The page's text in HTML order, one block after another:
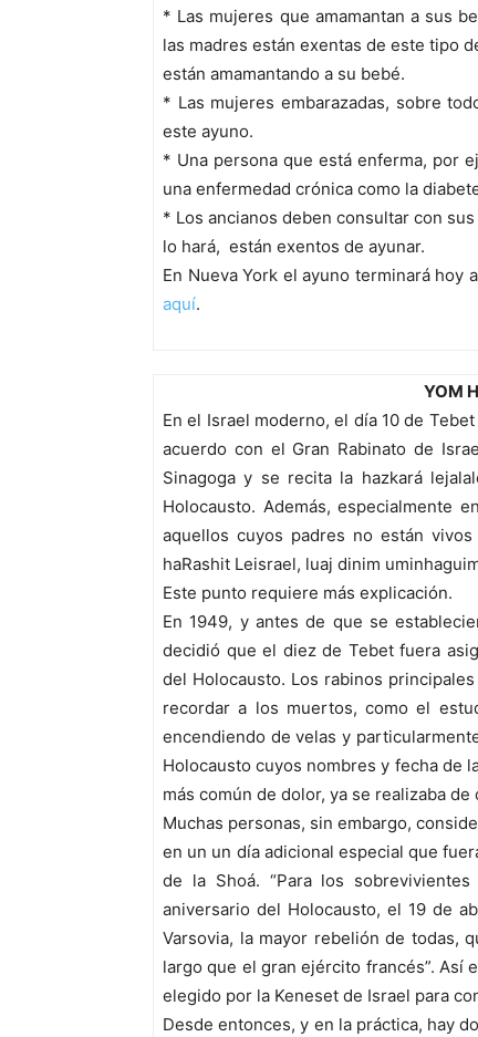
* Las mujeres que amamantan a sus
las madres están exentas de este tipo
están amamantando a su bebé.
* Las mujeres embarazadas, sobre
este ayuno.
* Una persona que está enferma, por
una enfermedad crónica como la
* Los ancianos deben consultar con
lo hará, están exentos de ayunar.
En Nueva York el ayuno terminará hoy
aquí.
YOM
En el Israel moderno, el día 10 de
acuerdo con el Gran Rabinato de
Sinagoga y se recita la hazkará
Holocausto. Además, especialmente
aquellos cuyos padres no están vivos
haRashit Leisrael, luaj dinim
Este punto requiere más explicación.
En 1949, y antes de que se
decidió que el diez de Tebet fuera
del Holocausto. Los rabinos
recordar a los muertos, como el
encendiendo de velas y
Holocausto cuyos nombres y fecha de
más común de dolor, ya se realizaba
Muchas personas, sin embargo,
en un un día adicional especial que
de la Shoá. “Para los
aniversario del Holocausto, el 19 de
Varsovia, la mayor rebelión de todas,
largo que el gran ejército francés”. Así
elegido por la Keneset de Israel para
Desde entonces, y en la práctica, hay